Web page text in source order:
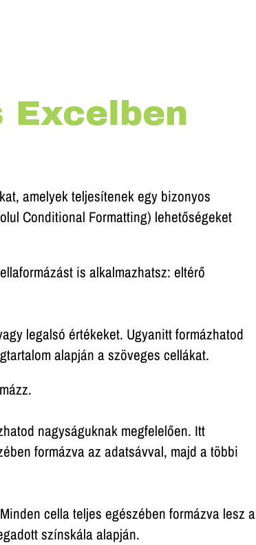
Excelben
amelyek teljesítenek egy bizonyos
Conditional Formatting) lehetőségeket
is alkalmazhatsz: eltérő
legalsó értékeket. Ugyanitt formázhatod
alapján a szöveges cellákat.
nagyságuknak megfelelően. Itt
formázva az adatsávval, majd a többi
cella teljes egészében formázva lesz a
színskála alapján.